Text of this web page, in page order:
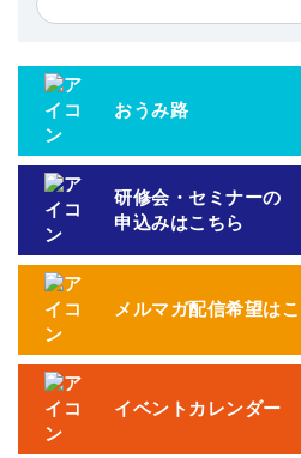
おうみ路
研修会・セミナーの
申込みはこちら
メルマガ配信希望は
イベントカレンダー